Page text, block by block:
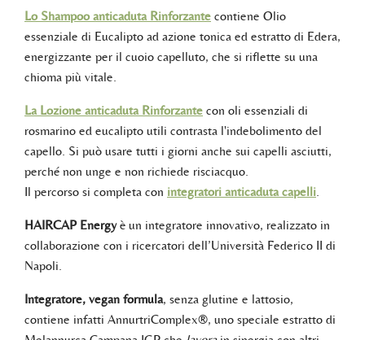
Lo Shampoo anticaduta Rinforzante contiene Olio
essenziale di Eucalipto ad azione tonica ed estratto di Edera,
energizzante per il cuoio capelluto, che si riflette su una
chioma più vitale.
La Lozione anticaduta Rinforzante con oli essenziali di
rosmarino ed eucalipto utili contrasta l'indebolimento del
capello. Si può usare tutti i giorni anche sui capelli asciutti,
perché non unge e non richiede risciacquo.
Il percorso si completa con integratori anticaduta capelli
HAIRCAP Energyè un integratore innovativo, realizzato in
collaborazione con i ricercatori dell’Università Federico II di
Napoli.
Integratore, vegan formula, senza glutine e lattosio,
contiene infatti AnnurtriComplex®, uno speciale estratto di